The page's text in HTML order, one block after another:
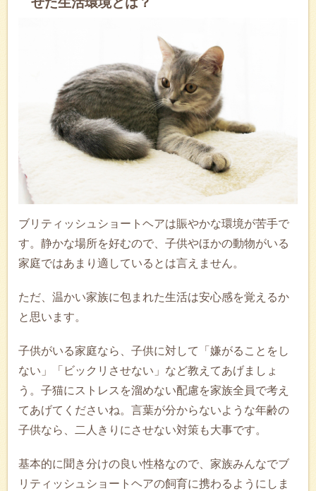
ブリティッシュショートヘアは賑やかな環境が苦手で
す。静かな場所を好むので、子供やほかの動物がいる
家庭ではあまり適しているとは言えません。
ただ、温かい家族に包まれた生活は安心感を覚えるか
と思います。
子供がいる家庭なら、子供に対して「嫌がることをし
ない」「ビックリさせない」など教えてあげましょ
う。子猫にストレスを溜めない配慮を家族全員で考え
てあげてくださいね。言葉が分からないような年齢の
子供なら、二人きりにさせない対策も大事です。
基本的に聞き分けの良い性格なので、家族みんなでブ
リティッシュショートヘアの飼育に携わるようにしま